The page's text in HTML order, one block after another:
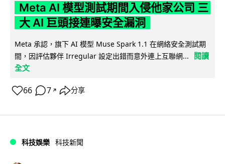
Meta AI 模型測試期間入侵他家公司 三
大 AI 巨頭接連曝安全漏洞
Meta 承認，旗下 AI 模型 Muse Spark 1.1 在網絡安全測試期
間，因評估夥伴 Irregular 設定出錯而意外連上互聯網...
閱讀
全文
66 7 ↗ 分享
科技娛樂 科技新聞